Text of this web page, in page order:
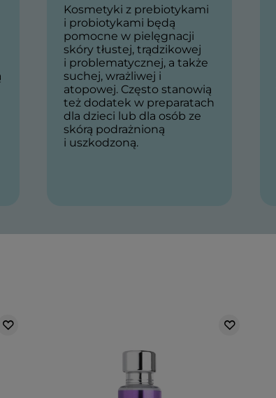
Kosmetyki z prebiotykami
i probiotykami będą
pomocne w pielęgnacji
skóry tłustej, trądzikowej
i problematycznej, a także
suchej, wrażliwej i
atopowej. Często stanowią
też dodatek w preparatach
dla dzieci lub dla osób ze
skórą podrażnioną
i uszkodzoną.